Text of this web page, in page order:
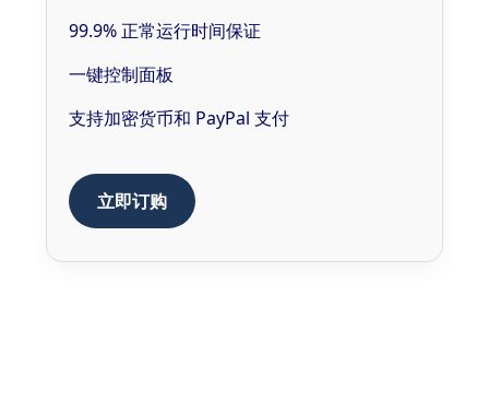
99.9% 正常运行时间保证
一键控制面板
支持加密货币和 PayPal 支付
立即订购